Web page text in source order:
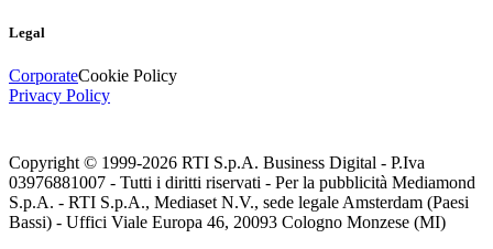
Legal
CorporateCookie Policy
Privacy Policy
Copyright © 1999-2026 RTI S.p.A. Business Digital - P.Iva
03976881007 - Tutti i diritti riservati - Per la pubblicità Mediamond
S.p.A. - RTI S.p.A., Mediaset N.V., sede legale Amsterdam (Paesi
Bassi) - Uffici Viale Europa 46, 20093 Cologno Monzese (MI)